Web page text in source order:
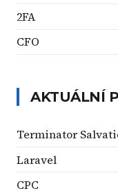
2FA
CFO
AKTUÁLNÍ
Terminator
Laravel
CPC